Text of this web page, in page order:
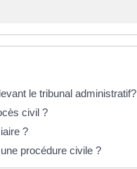
le tribunal administratif?
civil ?
?
procédure civile ?